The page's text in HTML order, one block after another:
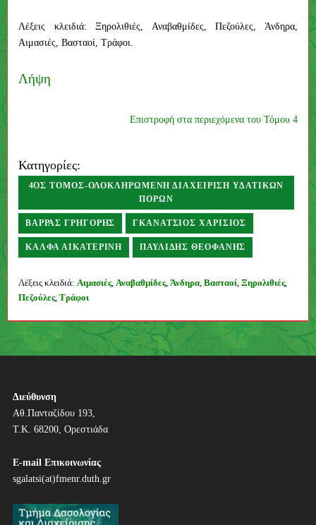
Λέξεις κλειδιά: Ξηρολιθιές, Αναβαθμίδες, Πεζούλες, Άνδηρα,
Αιμασιές, Βασταοί, Τράφοι.
Λήψη
Επιστροφή στα περιεχόμενα του Τόμου 4
Κατηγορίες:
4ΟΣ ΤΌΜΟΣ-ΟΛΟΚΛΗΡΩΜΈΝΗ ΔΙΑΧΕΊΡΙΣΗ ΥΔΑΤΙΚΏΝ
ΠΌΡΩΝ
ΒΆΡΡΑΣ ΓΡΗΓΌΡΗΣ ΓΚΑΝΆΤΣΙΟΣ ΧΑΡΊΣΙΟΣ
ΚΆΛΦΑ ΑΙΚΑΤΕΡΊΝΗ ΠΑΥΛΊΔΗΣ ΘΕΟΦΆΝΗΣ
Συγγραφέας
Λέξεις κλειδιά: Αιμασιές, Αναβαθμίδες, Άνδηρα, Βασταοί, Ξηρολιθιές,
Πεζούλες, Τράφοι
Π
λ
ή
γ
σ
ά
Διεύθυνση
Αθ.Πανταζίδου 193,
Τ.Κ. 68200, Ορεστιάδα
E-mail Επικοινωνίας
sgalatsi(at)fmenr.duth.gr